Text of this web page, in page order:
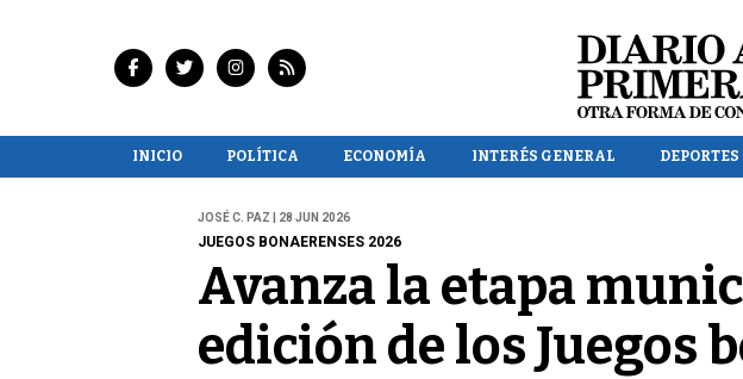
INICIO POLÍTICA ECONOMÍA INTERÉS GENERAL DEPORTES
JOSÉ C. PAZ | 28 JUN 2026
JUEGOS BONAERENSES 2026
Avanza la etapa
edición de los Juegos